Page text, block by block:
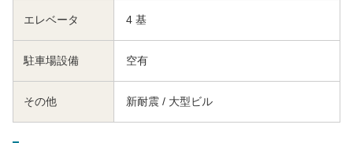
エレベータ 4 基
駐車場設備 空有
その他 新耐震 / 大型ビル